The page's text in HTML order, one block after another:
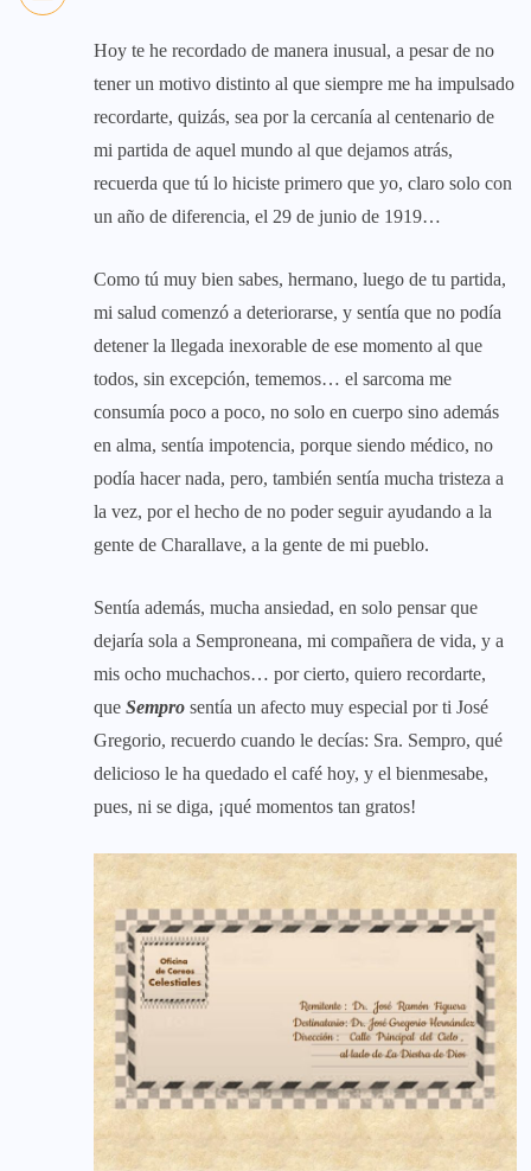
Hoy te he recordado de manera inusual, a pesar de no
tener un motivo distinto al que siempre me ha impulsado
recordarte, quizás, sea por la cercanía al centenario de
mi partida de aquel mundo al que dejamos atrás,
recuerda que tú lo hiciste primero que yo, claro solo con
un año de diferencia, el 29 de junio de 1919…
Como tú muy bien sabes, hermano, luego de tu partida,
mi salud comenzó a deteriorarse, y sentía que no podía
detener la llegada inexorable de ese momento al que
todos, sin excepción, tememos… el sarcoma me
consumía poco a poco, no solo en cuerpo sino además
en alma, sentía impotencia, porque siendo médico, no
podía hacer nada, pero, también sentía mucha tristeza a
la vez, por el hecho de no poder seguir ayudando a la
gente de Charallave, a la gente de mi pueblo.
Sentía además, mucha ansiedad, en solo pensar que
dejaría sola a Semproneana, mi compañera de vida, y a
mis ocho muchachos… por cierto, quiero recordarte,
que Sempro sentía un afecto muy especial por ti José
Gregorio, recuerdo cuando le decías: Sra. Sempro, qué
delicioso le ha quedado el café hoy, y el bienmesabe,
pues, ni se diga, ¡qué momentos tan gratos!